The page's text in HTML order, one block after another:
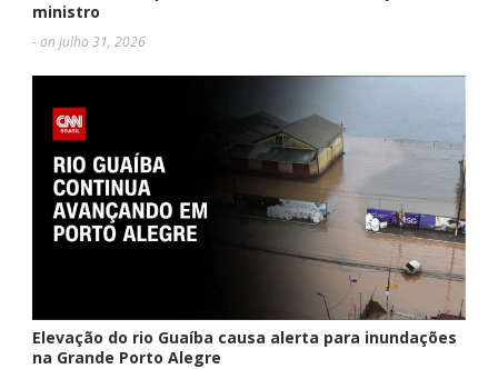
ministro
- on julho 31, 2026
Elevação do rio Guaíba causa alerta para inundações
na Grande Porto Alegre